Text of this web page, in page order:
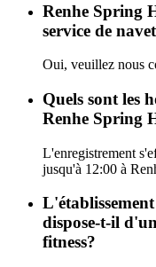
Renhe Spring
service de
Oui, veuillez nous
Quels sont les
Renhe Spring
L'enregistrement
jusqu'à 12:00 à
dispose-t-il
fitness?